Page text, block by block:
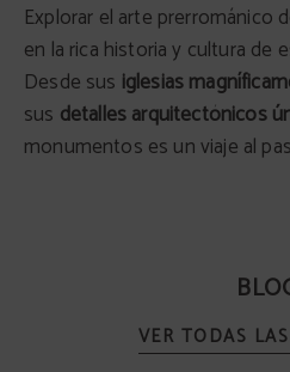
Explorar el arte prerrománico
en la rica historia y cultura de
Desde sus iglesias
sus detalles arquitectónicos
monumentos es un viaje al
VER TODAS